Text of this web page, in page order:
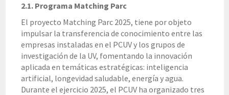
2.1. Programa Matching Parc
El proyecto Matching Parc 2025, tiene por objeto
impulsar la transferencia de conocimiento entre las
empresas instaladas en el PCUV y los grupos de
investigación de la UV, fomentando la innovación
aplicada en temáticas estratégicas: inteligencia
artificial, longevidad saludable, energía y agua.
Durante el ejercicio 2025, el PCUV ha organizado tres